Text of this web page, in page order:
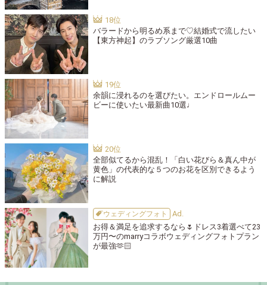
バラードから明るめ系まで♡結婚式で流したい
【東方神起】のラブソング厳選10曲
余韻に浸れるのを選びたい。エンドロールムー
ビーに使いたい最新曲10選♩
全部似てるから混乱！「白い花びら＆真ん中が
黄色」の代表的な５つのお花を区別できるよう
に解説
ウェディングフォト
お得＆満足を追求するなら🌷ドレス3着選べて23
万円〜のmarryコラボウェディングフォトプラン
が最強🫶🏻